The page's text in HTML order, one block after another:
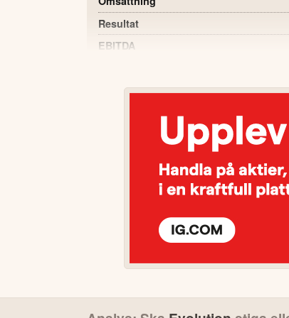
Resultat
EBITDA
Rörelsemarginal
Vinst per aktie
Kassaflöde från löpande verksamhet
Periodens resultat ökade till 251,4
EBITDA-marginalen är fortsatt stark
Kassaflödet från den löpande
Lansering av nya studios i
Europa och Latinamerika återgick